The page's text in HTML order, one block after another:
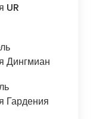
UR
Дингмиан
Гардения